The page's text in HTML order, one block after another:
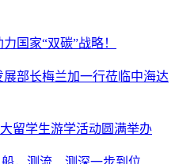
国家“双碳”战略！
部长梅兰加一行莅临中海达
留学生游学活动圆满举办